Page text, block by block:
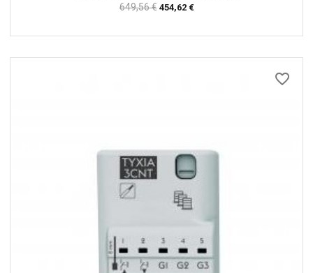
Prix
649,56 € Prix
454,62 €
favorite_border